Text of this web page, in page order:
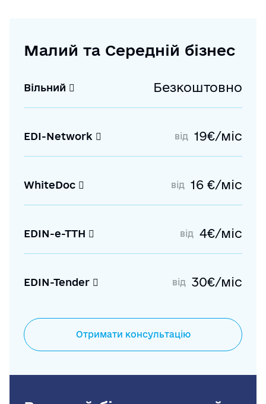
Малий та Середній бізнес
Вільний Безкоштовно
EDI-Network від 19€/міс
WhiteDoc від 16 €/міс
EDIN-е-ТТН від 4€/міс
EDIN-Tender від 30€/міс
Отримати консультацію